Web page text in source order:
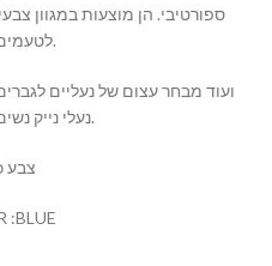
ספורטיבי. הן מוצעות במגוון
לטעמים שונים.
נעלי נייק נשים וגברים ועוד.
צבע
:BLUE